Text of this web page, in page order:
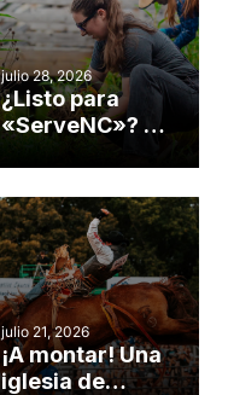
julio 28, 2026
¿Listo para
«ServeNC»? 4
obra de Dios
durante la
Semana
ServeNC
julio 21, 2026
¡A montar! Una
iglesia de